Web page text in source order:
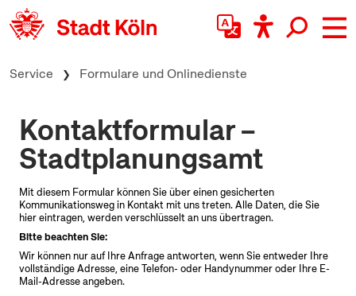
zum Inhalt springen
Service Formulare und Onlinedienste
Kontaktformular –
Stadtplanungsamt
Mit diesem Formular können Sie über einen gesicherten
Kommunikationsweg in Kontakt mit uns treten. Alle Daten, die Sie
hier eintragen, werden verschlüsselt an uns übertragen.
Bitte beachten Sie:
Wir können nur auf Ihre Anfrage antworten, wenn Sie entweder Ihre
vollständige Adresse, eine Telefon- oder Handynummer oder Ihre E-
Mail-Adresse angeben.